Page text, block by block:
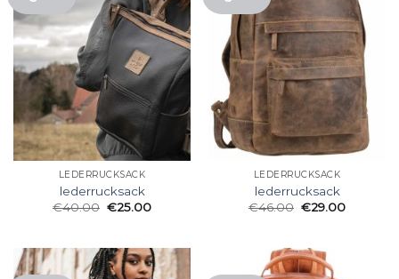
LEDERRUCKSACK
lederrucksack
€40.00 €25.00
LEDERRUCKSACK
lederrucksack
€46.00 €29.00